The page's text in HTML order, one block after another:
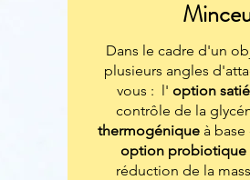
Dans le cadre d'un
plusieurs angles
vous : l' option
contrôle de la
thermogéniqueà base
option probiotique
réduction de la